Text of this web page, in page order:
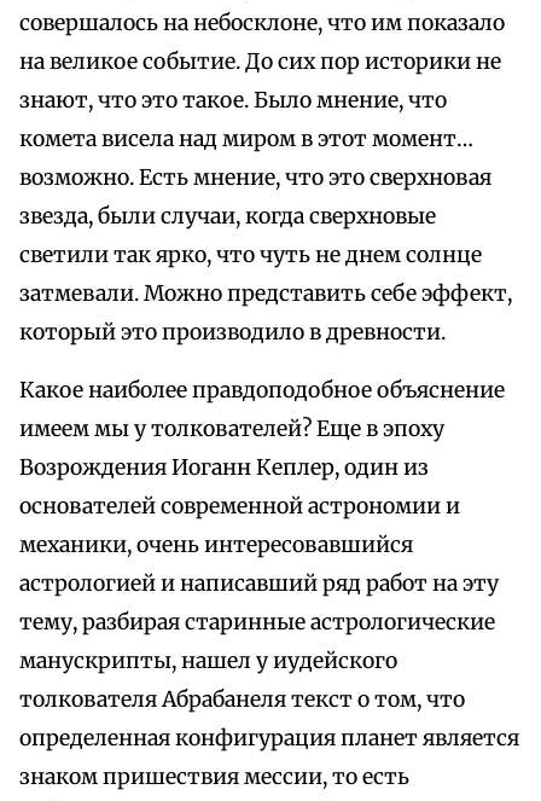
совершалось на небосклоне, что им показало
на великое событие. До сих пор историки не
знают, что это такое. Было мнение, что
комета висела над миром в этот момент…
возможно. Есть мнение, что это сверхновая
звезда, были случаи, когда сверхновые
светили так ярко, что чуть не днем солнце
затмевали. Можно представить себе эффект,
который это производило в древности.
Какое наиболее правдоподобное объяснение
имеем мы у толкователей? Еще в эпоху
Возрождения Иоганн Кеплер, один из
основателей современной астрономии и
механики, очень интересовавшийся
астрологией и написавший ряд работ на эту
тему, разбирая старинные астрологические
манускрипты, нашел у иудейского
толкователя Абрабанеля текст о том, что
определенная конфигурация планет является
знаком пришествия мессии, то есть